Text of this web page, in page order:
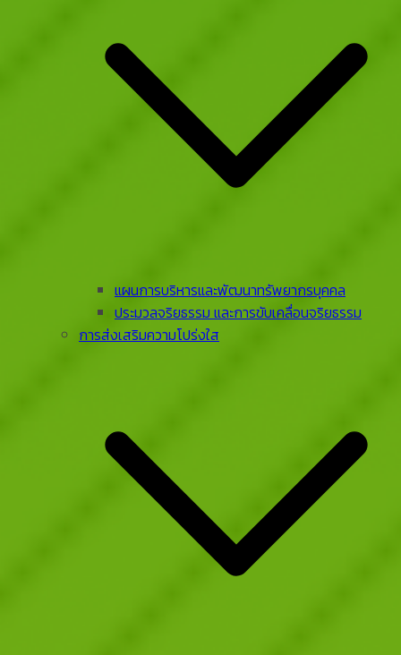
แผนการบริหารและพัฒนาทรัพยากรบุคคล
ประมวลจริยธรรม และการขับเคลื่อนจริยธรรม
การส่งเสริมความโปร่งใส